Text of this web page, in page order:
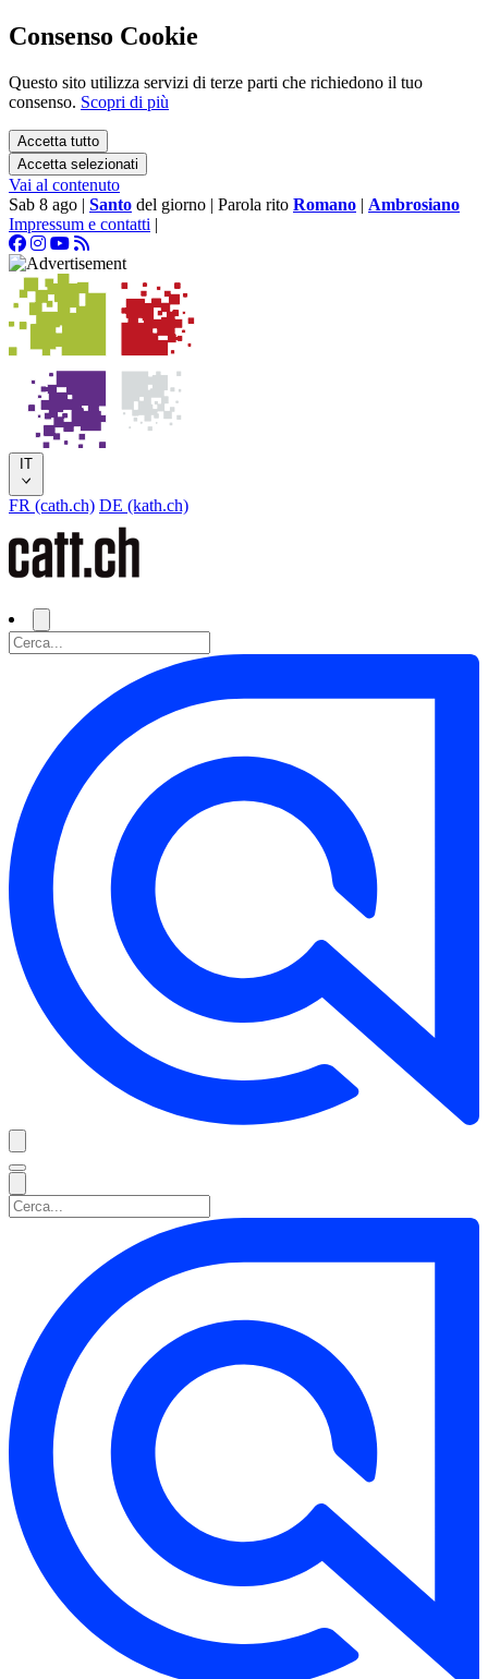
Consenso Cookie
Questo sito utilizza servizi di terze parti che richiedono il tuo
consenso. Scopri di più
Accetta tutto
Accetta selezionati
Vai al contenuto
Sab 8 ago | Santo del giorno | Parola rito Romano | Ambrosiano
Impressum e contatti |
IT
FR (cath.ch) DE (kath.ch)